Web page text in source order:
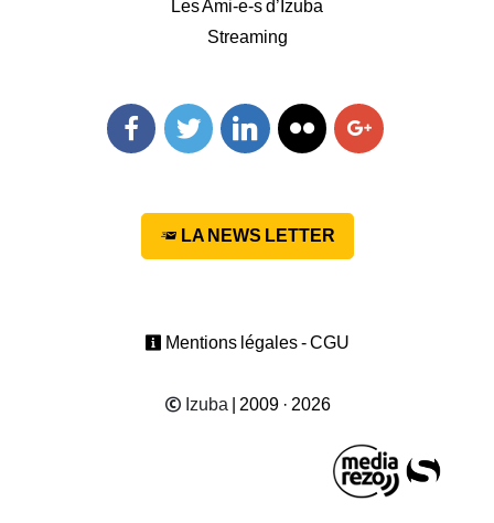
Les Ami-e-s d’Izuba
Streaming
LA NEWS LETTER
Mentions légales - CGU
Izuba | 2009 · 2026